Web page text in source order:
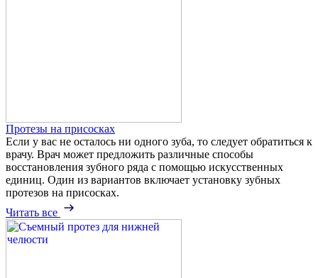
Протезы на присосках
Если у вас не осталось ни одного зуба, то следует обратиться к
врачу. Врач может предложить различные способы
восстановления зубного ряда с помощью искусственных
единиц. Один из вариантов включает установку зубных
протезов на присосках.
Читать все